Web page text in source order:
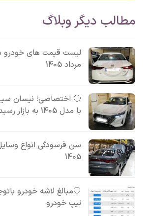
مطالب دیگر وبلاگ
مرداد 1405
🔴 اختصاصی؛ نیسان
با مدل 1405 به بازار رسید!
سن فرسودگی انواع
1405
🛑مبالغ لاشه خودرو
تیپ خودرو